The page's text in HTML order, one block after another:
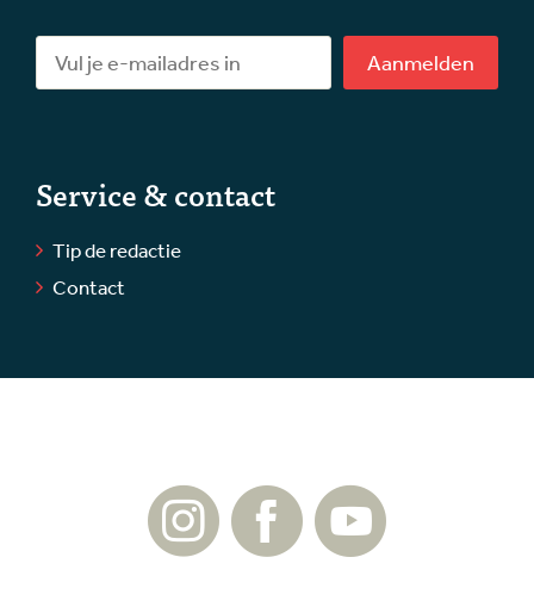
Aanmelden
Service & contact
Tip de redactie
Contact